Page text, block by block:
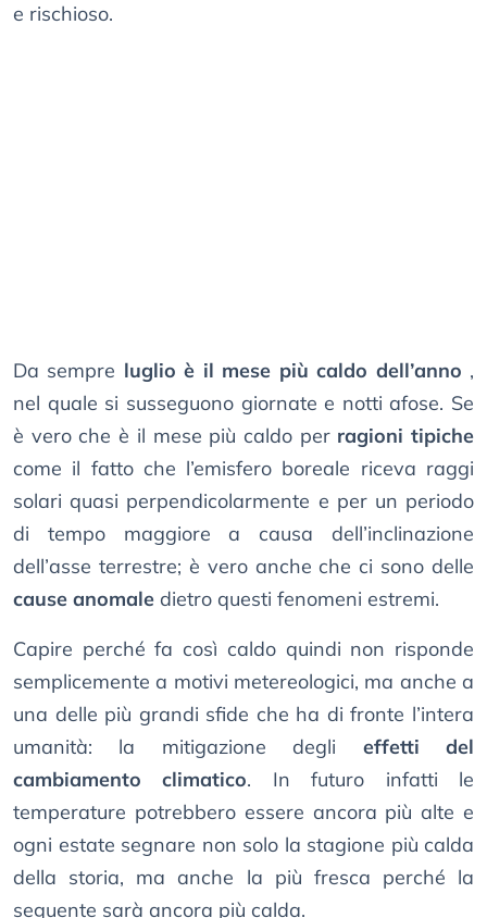
e rischioso.
Da sempre luglio è il mese più caldo dell’anno ,
nel quale si susseguono giornate e notti afose. Se
è vero che è il mese più caldo perragioni tipiche
come il fatto che l’emisfero boreale riceva raggi
solari quasi perpendicolarmente e per un periodo
di tempo maggiore a causa dell’inclinazione
dell’asse terrestre; è vero anche che ci sono delle
cause anomale dietro questi fenomeni estremi.
Capire perché fa così caldo quindi non risponde
semplicemente a motivi metereologici, ma anche a
una delle più grandi sfide che ha di fronte l’intera
umanità: la mitigazione degli effetti del
cambiamento climatico. In futuro infatti le
temperature potrebbero essere ancora più alte e
ogni estate segnare non solo la stagione più calda
della storia, ma anche la più fresca perché la
seguente sarà ancora più calda.